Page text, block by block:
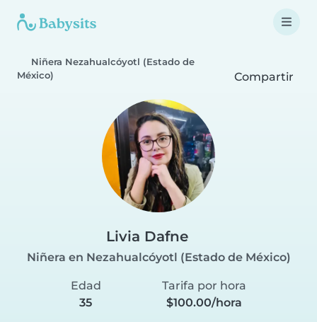
Niñera Nezahualcóyotl (Estado de
México)
Compartir
Livia Dafne
Niñera en Nezahualcóyotl (Estado de México)
Edad
35
Tarifa por hora
$100.00/hora